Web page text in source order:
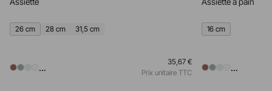
26 cm 28 cm 31,5 cm
...
35,67 €
Prix unitaire TTC
16 cm
...